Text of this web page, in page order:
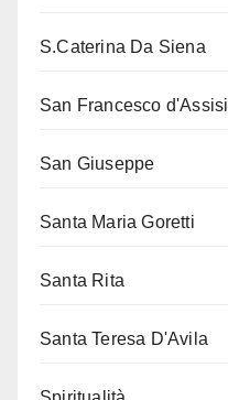
S.Caterina Da Siena
San Francesco d'Assisi
San Giuseppe
Santa Maria Goretti
Santa Rita
Santa Teresa D'Avila